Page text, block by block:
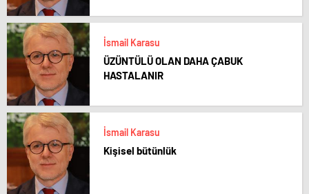
İsmail Karasu
ÜZÜNTÜLÜ OLAN DAHA ÇABUK
HASTALANIR
İsmail Karasu
Kişisel bütünlük